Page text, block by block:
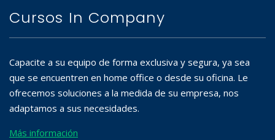
Cursos In Company
Capacite a su equipo de forma exclusiva y segura, ya sea
que se encuentren en home office o desde su oficina. Le
ofrecemos soluciones a la medida de su empresa, nos
adaptamos a sus necesidades.
Más información